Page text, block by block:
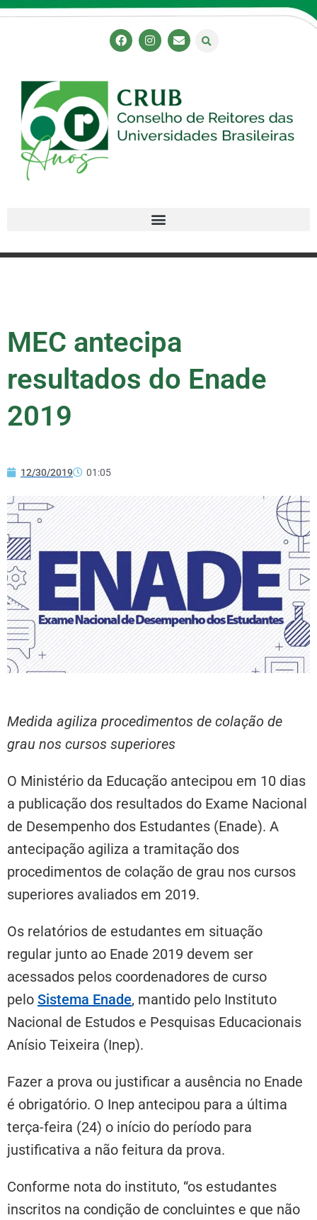
MEC antecipa
resultados do Enade
2019
12/30/2019 01:05
Medida agiliza procedimentos de colação de
grau nos cursos superiores
O Ministério da Educação antecipou em 10 dias
a publicação dos resultados do Exame Nacional
de Desempenho dos Estudantes (Enade). A
antecipação agiliza a tramitação dos
procedimentos de colação de grau nos cursos
superiores avaliados em 2019.
Os relatórios de estudantes em situação
regular junto ao Enade 2019 devem ser
acessados pelos coordenadores de curso
pelo Sistema Enade, mantido pelo Instituto
Nacional de Estudos e Pesquisas Educacionais
Anísio Teixeira (Inep).
Fazer a prova ou justificar a ausência no Enade
é obrigatório. O Inep antecipou para a última
terça-feira (24) o início do período para
justificativa a não feitura da prova.
Conforme nota do instituto, “os estudantes
inscritos na condição de concluintes e que não